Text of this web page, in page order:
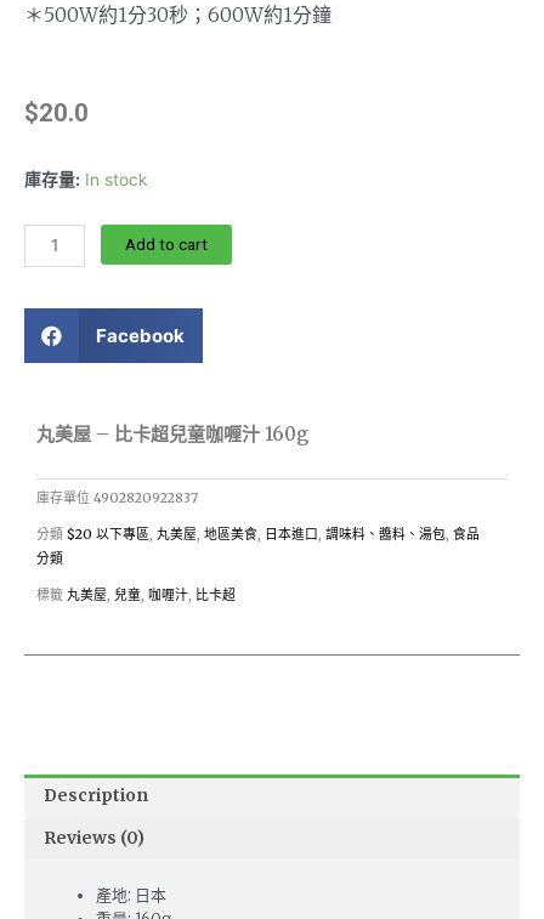
＊500W約1分30秒；600W約1分鐘
$20.0
庫存量: In stock
Add to cart
Facebook
丸美屋 – 比卡超兒童咖喱汁 160g
庫存單位 4902820922837
分類 $20 以下專區, 丸美屋, 地區美食, 日本進口, 調味料、醬料、湯包, 食品
分類
標籤 丸美屋, 兒童, 咖喱汁, 比卡超
Description
Reviews (0)
產地: 日本